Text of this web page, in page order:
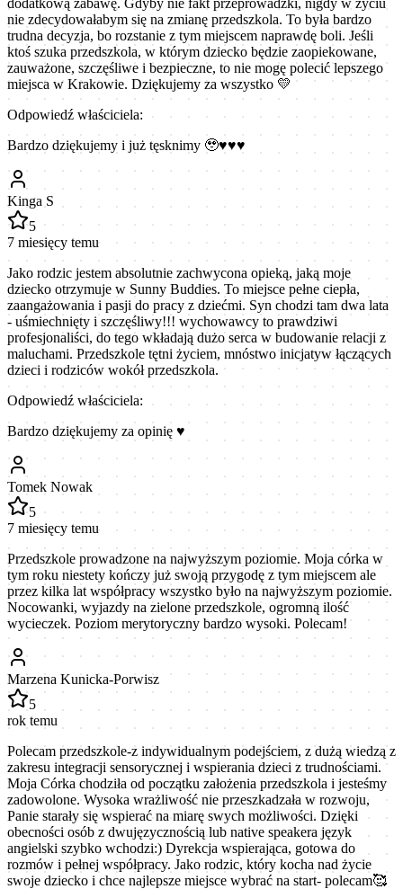
nie zdecydowałabym się na zmianę przedszkola. To była bardzo
trudna decyzja, bo rozstanie z tym miejscem naprawdę boli. Jeśli
ktoś szuka przedszkola, w którym dziecko będzie zaopiekowane,
zauważone, szczęśliwe i bezpieczne, to nie mogę polecić lepszego
miejsca w Krakowie. Dziękujemy za wszystko 💛
Odpowiedź właściciela:
Bardzo dziękujemy i już tęsknimy 🥹♥️♥️♥️
Kinga S
5
7 miesięcy temu
Jako rodzic jestem absolutnie zachwycona opieką, jaką moje
dziecko otrzymuje w Sunny Buddies. To miejsce pełne ciepła,
zaangażowania i pasji do pracy z dziećmi. Syn chodzi tam dwa lata
- uśmiechnięty i szczęśliwy!!! wychowawcy to prawdziwi
profesjonaliści, do tego wkładają dużo serca w budowanie relacji z
maluchami. Przedszkole tętni życiem, mnóstwo inicjatyw łączących
dzieci i rodziców wokół przedszkola.
Odpowiedź właściciela:
Bardzo dziękujemy za opinię ♥️
Tomek Nowak
5
7 miesięcy temu
Przedszkole prowadzone na najwyższym poziomie. Moja córka w
tym roku niestety kończy już swoją przygodę z tym miejscem ale
przez kilka lat współpracy wszystko było na najwyższym poziomie.
Nocowanki, wyjazdy na zielone przedszkole, ogromną ilość
wycieczek. Poziom merytoryczny bardzo wysoki. Polecam!
Marzena Kunicka-Porwisz
5
rok temu
Polecam przedszkole-z indywidualnym podejściem, z dużą wiedzą z
zakresu integracji sensorycznej i wspierania dzieci z trudnościami.
Moja Córka chodziła od początku założenia przedszkola i jesteśmy
zadowolone. Wysoka wrażliwość nie przeszkadzała w rozwoju,
Panie starały się wspierać na miarę swych możliwości. Dzięki
obecności osób z dwujęzycznością lub native speakera język
angielski szybko wchodzi:) Dyrekcja wspierająca, gotowa do
rozmów i pełnej współpracy. Jako rodzic, który kocha nad życie
swoje dziecko i chce najlepsze miejsce wybrać na start- polecam🥰